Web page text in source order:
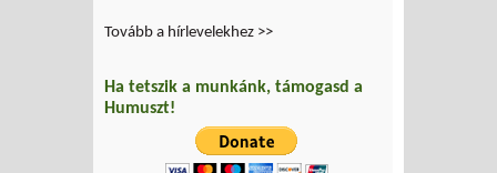
Tovább a hírlevelekhez >>
Ha tetszik a munkánk, támogasd a
Humuszt!